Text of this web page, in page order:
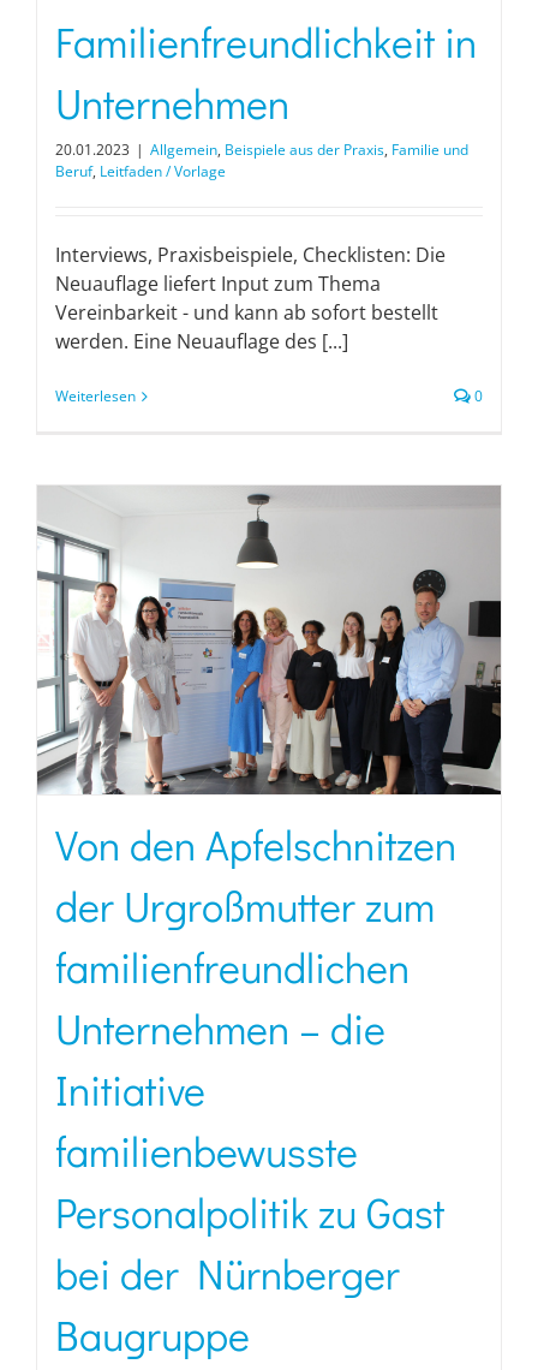
Familienfreundlichkeit in
Unternehmen
20.01.2023 | Allgemein, Beispiele aus der Praxis, Familie und
Beruf, Leitfaden / Vorlage
Interviews, Praxisbeispiele, Checklisten: Die
Neuauflage liefert Input zum Thema
Vereinbarkeit - und kann ab sofort bestellt
werden. Eine Neuauflage des [...]
Weiterlesen 0
Von den Apfelschnitzen
der Urgroßmutter zum
familienfreundlichen
Unternehmen – die
Initiative
familienbewusste
Personalpolitik zu Gast
bei der Nürnberger
Baugruppe